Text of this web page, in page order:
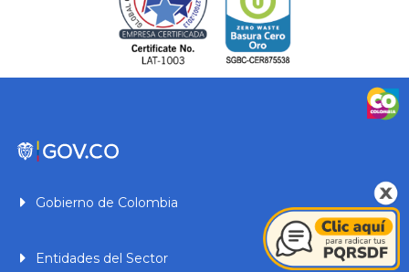
Gobierno de Colombia
Entidades del Sector